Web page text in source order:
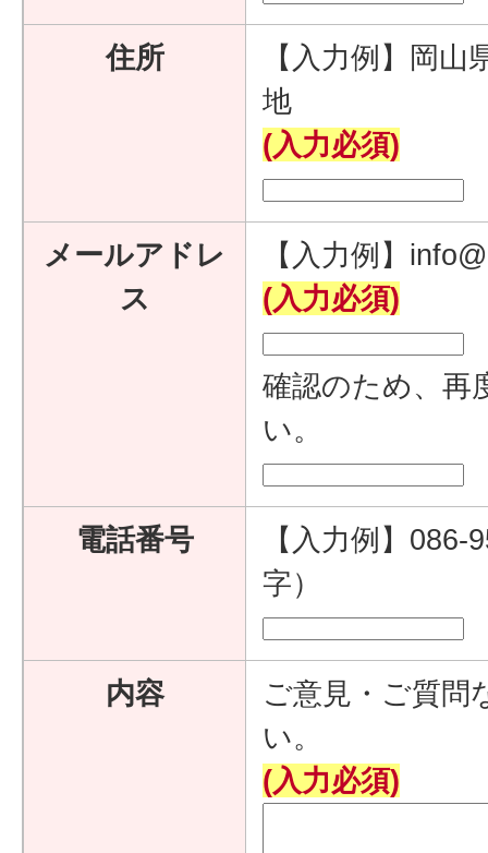
住所
【入力例】岡
地
(入力必須)
メールアドレ
ス
【入力例】
(入力必須)
確認のため、再
い。
電話番号
【入力例】
字）
内容
ご意見・ご質問
い。
(入力必須)